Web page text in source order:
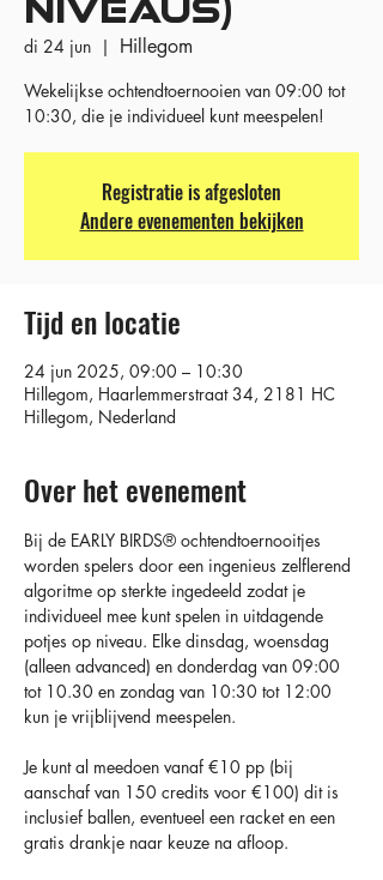
NIVEAUS)
di 24 jun
  |
Hillegom
Wekelijkse ochtendtoernooien van 09:00 tot
10:30, die je individueel kunt meespelen!
Registratie is afgesloten
Andere evenementen bekijken
Tijd en locatie
24 jun 2025, 09:00 – 10:30
Hillegom, Haarlemmerstraat 34, 2181 HC
Hillegom, Nederland
Over het evenement
Bij de EARLY BIRDS®️ ochtendtoernooitjes
worden spelers door een ingenieus zelflerend
algoritme op sterkte ingedeeld zodat je
individueel mee kunt spelen in uitdagende
potjes op niveau. Elke dinsdag, woensdag
(alleen advanced) en donderdag van 09:00
tot 10.30 en zondag van 10:30 tot 12:00
kun je vrijblijvend meespelen.
Je kunt al meedoen vanaf €10 pp (bij
aanschaf van 150 credits voor €100) dit is
inclusief ballen, eventueel een racket en een
gratis drankje naar keuze na afloop.